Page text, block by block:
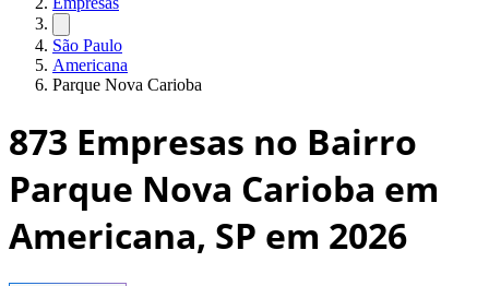
São Paulo
Americana
Parque Nova Carioba
873 Empresas no Bairro
Parque Nova Carioba em
Americana, SP em 2026